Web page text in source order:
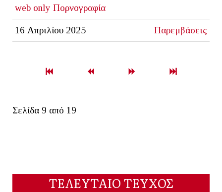
web only Πορνογραφία
16 Απριλίου 2025 Παρεμβάσεις
Σελίδα 9 από 19
ΤΕΛΕΥΤΑΙΟ ΤΕΥΧΟΣ